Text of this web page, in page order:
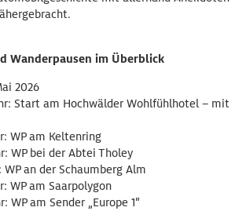
Wanderpausen im Überblick
2026
Start am Hochwälder Wohlfühlhotel – mit
WP am Keltenring
WP bei der Abtei Tholey
WP an der Schaumberg Alm
WP am Saarpolygon
WP am Sender „Europe 1“